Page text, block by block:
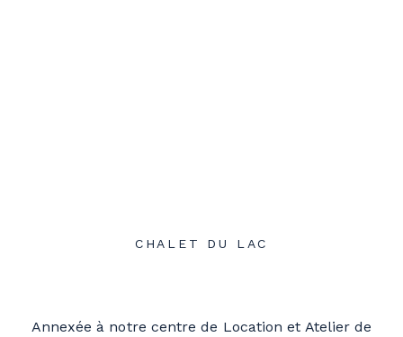
CHALET DU LAC
Annexée à notre centre de Location et Atelier de